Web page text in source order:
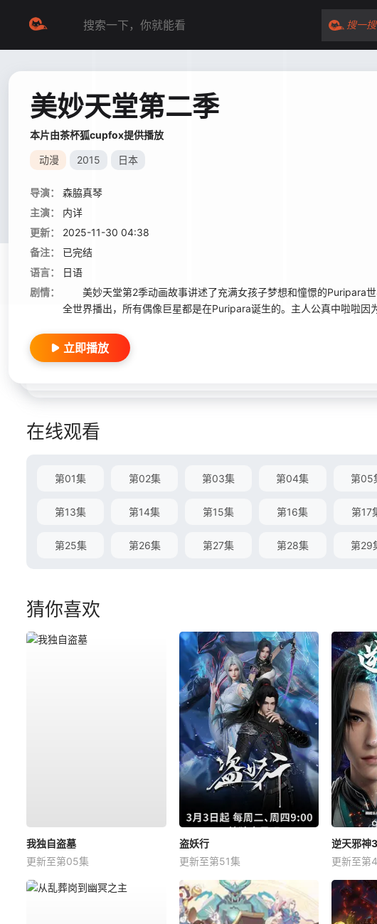
搜一搜
美妙天堂第二季
本片由茶杯狐cupfox提供播放
动漫 2015 日本
导演：
森脇真琴
主演：
内详
更新：
2025-11-30 04:38
备注：
已完结
语言：
日语
剧情：
美妙天堂第2季动画故事讲述了充满女孩子梦想和憧憬的Puripara世
全世界播出，所有偶像巨星都是在Puripara诞生的。主人公真中啦啦因
立即播放
在线观看
第01集 第02集 第03集 第04集 第05
第13集 第14集 第15集 第16集 第17
第25集 第26集 第27集 第28集 第29
猜你喜欢
我独自盗墓
更新至第05集
盗妖行
更新至第51集
逆天邪神
更新至第